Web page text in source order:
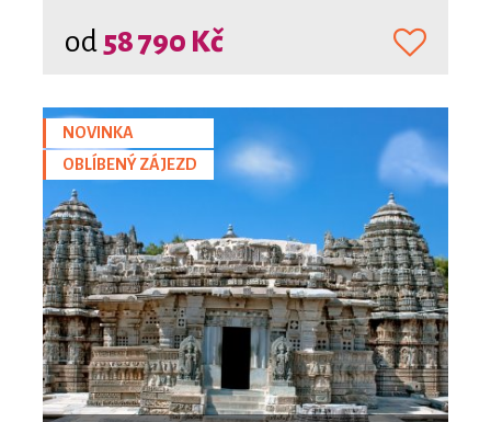
od 58 790 Kč
NOVINKA
OBLÍBENÝ ZÁJEZD